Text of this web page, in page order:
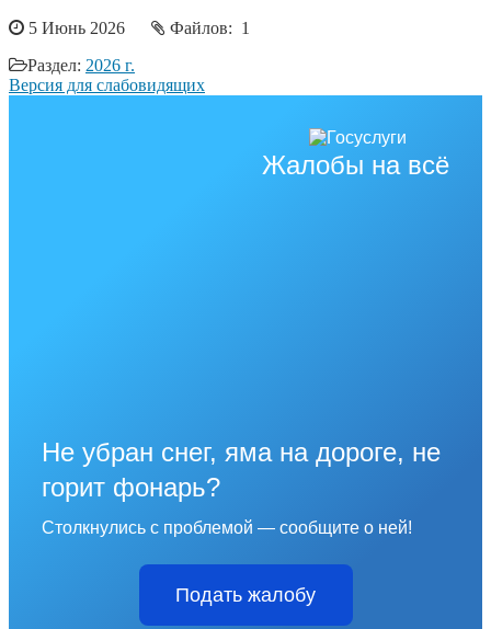
5 Июнь 2026
Файлов: 1
Раздел: 2026 г.
Версия для слабовидящих
Жалобы на всё
Не убран снег, яма на дороге, не
горит фонарь?
Столкнулись с проблемой — сообщите о ней!
Подать жалобу